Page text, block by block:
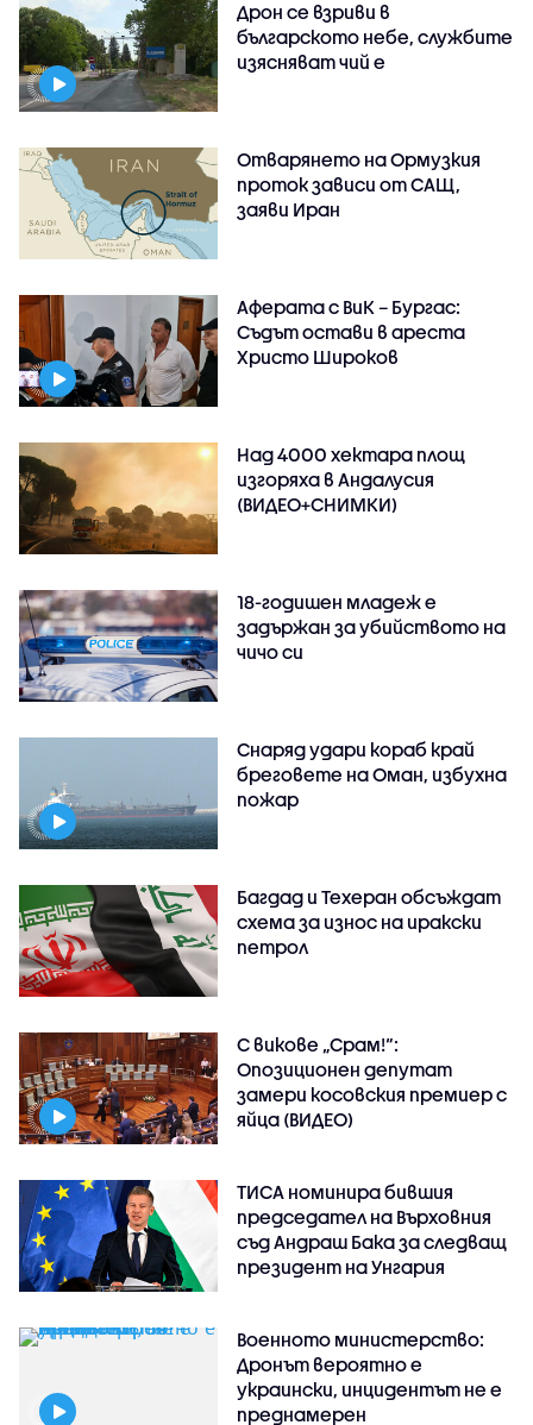
Дрон се взриви в
българското небе, службите
изясняват чий е
Отварянето на Ормузкия
проток зависи от САЩ,
заяви Иран
Аферата с ВиК – Бургас:
Съдът остави в ареста
Христо Широков
Над 4000 хектара площ
изгоряха в Андалусия
(ВИДЕО+СНИМКИ)
18-годишен младеж е
задържан за убийството на
чичо си
Снаряд удари кораб край
бреговете на Оман, избухна
пожар
Багдад и Техеран обсъждат
схема за износ на иракски
петрол
С викове „Срам!“:
Опозиционен депутат
замери косовския премиер с
яйца (ВИДЕО)
ТИСА номинира бившия
председател на Върховния
съд Андраш Бака за следващ
президент на Унгария
Военното министерство:
Дронът вероятно е
украински, инцидентът не е
преднамерен